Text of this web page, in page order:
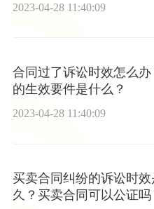
2023-04-28 11:40:09
合同过了诉讼时效怎么办
的生效要件是什么？
2023-04-28 11:40:09
买卖合同纠纷的诉讼时效
久？买卖合同可以公证吗